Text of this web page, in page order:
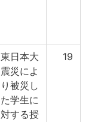
東日本大
震災によ
り被災し
た学生に
対する授
19